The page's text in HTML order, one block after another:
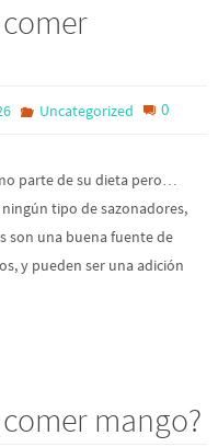
Uncategorized 0
parte de su dieta pero…
tipo de sazonadores,
son una buena fuente de
y pueden ser una adición
mango?